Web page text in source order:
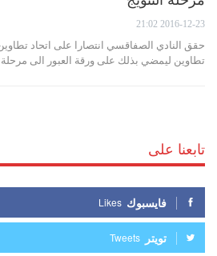
2016-12-23 21:02
حقق النادي الصفاقسي انتصارا على اتحاد
تطاوين ليمضي بذلك على ورقة العبور الى
تابعنا على
فايسبوك Likes
تويتر Tweets